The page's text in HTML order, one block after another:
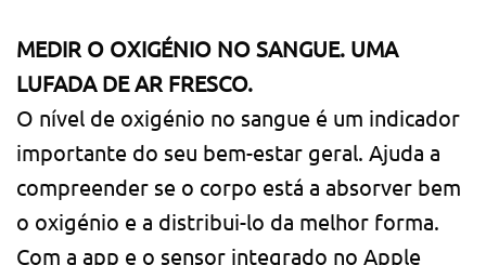
MEDIR O OXIGÉNIO NO SANGUE. UMA
LUFADA DE AR FRESCO.
O nível de oxigénio no sangue é um indicador
importante do seu bem-estar geral. Ajuda a
compreender se o corpo está a absorver bem
o oxigénio e a distribui-lo da melhor forma.
Com a app e o sensor integrado no Apple